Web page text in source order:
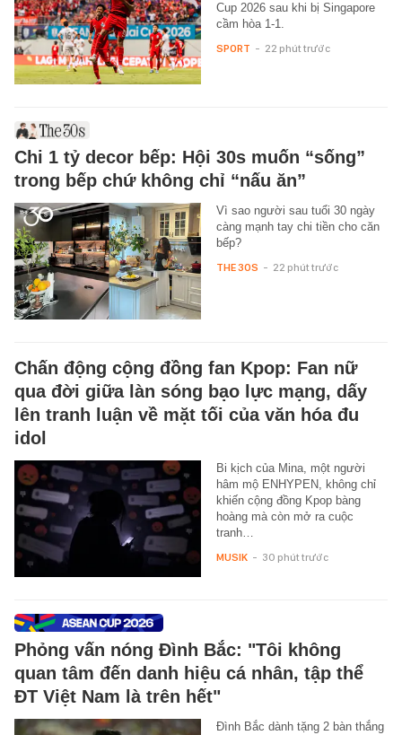
Cup 2026 sau khi bị Singapore
cầm hòa 1-1.
SPORT - 22 phút trước
Chi 1 tỷ decor bếp: Hội 30s muốn “sống”
trong bếp chứ không chỉ “nấu ăn”
Vì sao người sau tuổi 30 ngày
càng mạnh tay chi tiền cho căn
bếp?
THE 30S - 22 phút trước
Chấn động cộng đồng fan Kpop: Fan nữ
qua đời giữa làn sóng bạo lực mạng, dấy
lên tranh luận về mặt tối của văn hóa đu
idol
Bi kịch của Mina, một người
hâm mộ ENHYPEN, không chỉ
khiến cộng đồng Kpop bàng
hoàng mà còn mở ra cuộc
tranh…
MUSIK - 30 phút trước
Phỏng vấn nóng Đình Bắc: "Tôi không
quan tâm đến danh hiệu cá nhân, tập thể
ĐT Việt Nam là trên hết"
Đình Bắc dành tặng 2 bàn thắng